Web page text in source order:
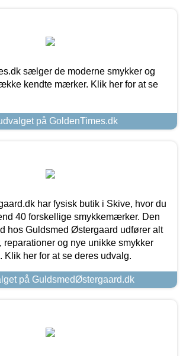
sælger de moderne smykker og
kendte mærker. Klik her for at se
på GoldenTimes.dk
har fysisk butik i Skive, hvor du
40 forskellige smykkemærker. Den
hos Guldsmed Østergaard udfører alt
reparationer og nye unikke smykker
Klik her for at se deres udvalg.
på GuldsmedØstergaard.dk